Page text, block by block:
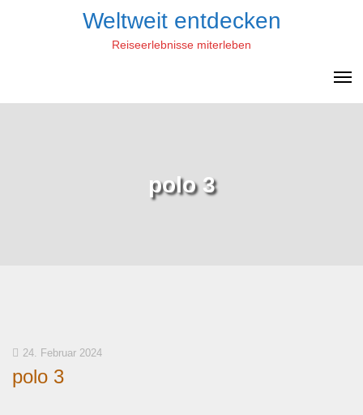
Weltweit entdecken
Reiseerlebnisse miterleben
polo 3
24. Februar 2024
polo 3